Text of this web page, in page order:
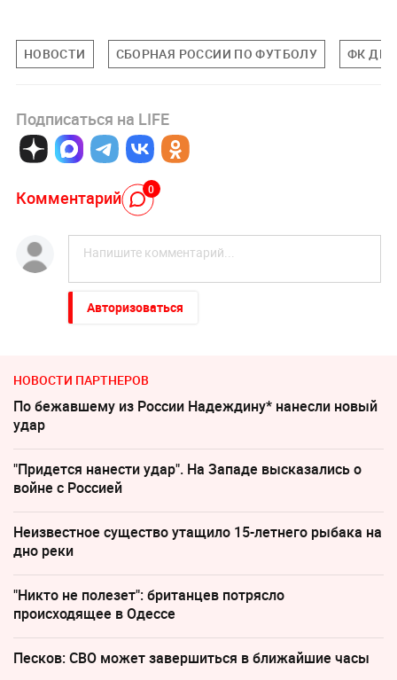
НОВОСТИ СБОРНАЯ РОССИИ ПО ФУТБОЛУ ФК
Подписаться на LIFE
Комментарий 0
Авторизоваться
НОВОСТИ ПАРТНЕРОВ
По бежавшему из России Надеждину* нанесли новый
удар
"Придется нанести удар". На Западе высказались о
войне с Россией
Неизвестное существо утащило 15-летнего рыбака на
дно реки
"Никто не полезет": британцев потрясло
происходящее в Одессе
Песков: СВО может завершиться в ближайшие часы